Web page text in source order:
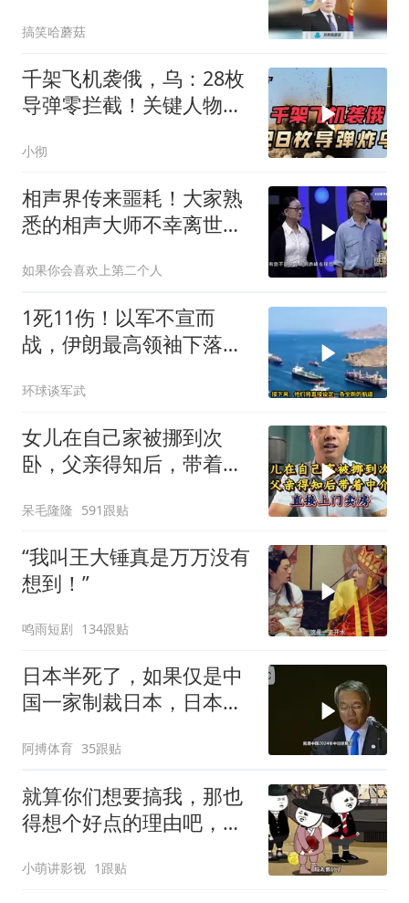
搞笑哈蘑菇
千架飞机袭俄，乌：28枚
导弹零拦截！关键人物被
小彻
相声界传来噩耗！大家熟
悉的相声大师不幸离世，
如果你会喜欢上第二个人
1死11伤！以军不宣而
战，伊朗最高领袖下落不
环球谈军武
女儿在自己家被挪到次
卧，父亲得知后，带着中
呆毛隆隆 591跟贴
“我叫王大锤真是万万没有
想到！”
鸣雨短剧 134跟贴
日本半死了，如果仅是中
国一家制裁日本，日本可
阿搏体育 35跟贴
就算你们想要搞我，那也
得想个好点的理由吧，这
小萌讲影视 1跟贴